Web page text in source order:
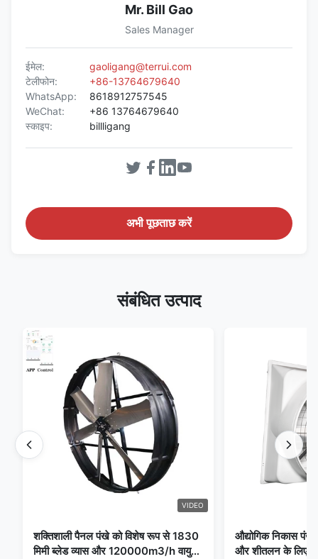
Mr. Bill Gao
Sales Manager
ईमेल:
gaoligang@terrui.com
टेलीफोन:
+86-13764679640
WhatsApp:
8618912757545
WeChat:
+86 13764679640
स्काइप:
billligang
अभी पूछताछ करें
संबंधित उत्पाद
VIDEO
शक्तिशाली पैनल पंखे को विशेष रूप से 1830
मिमी ब्लेड व्यास और 120000m3/h वायु
औद्योगिक निकास पंखे
और शीतलन के लिए